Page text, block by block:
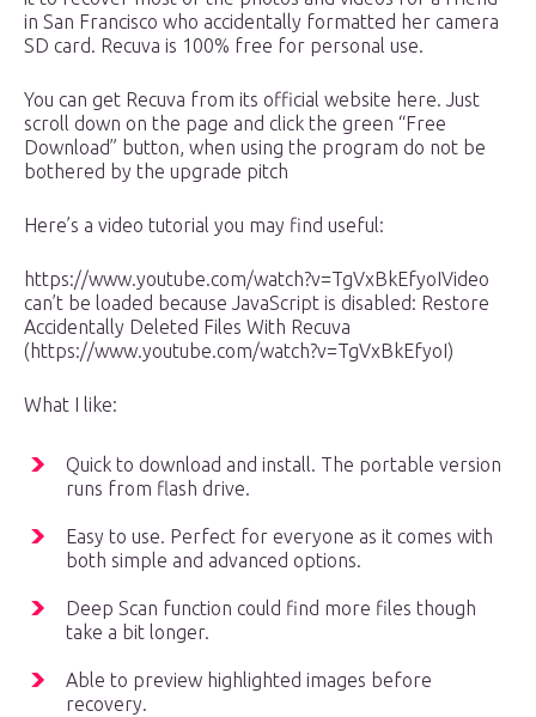
in San Francisco who accidentally formatted her camera
SD card. Recuva is 100% free for personal use.
You can get Recuva from its official website here. Just
scroll down on the page and click the green “Free
Download” button, when using the program do not be
bothered by the upgrade pitch
Here’s a video tutorial you may find useful:
https://www.youtube.com/watch?v=TgVxBkEfyoIVideo
can’t be loaded because JavaScript is disabled: Restore
Accidentally Deleted Files With Recuva
(https://www.youtube.com/watch?v=TgVxBkEfyoI)
What I like:
Quick to download and install. The portable version
runs from flash drive.
Easy to use. Perfect for everyone as it comes with
both simple and advanced options.
Deep Scan function could find more files though
take a bit longer.
Able to preview highlighted images before
recovery.